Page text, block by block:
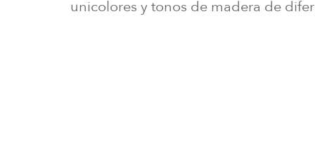
unicolores y tonos de madera de